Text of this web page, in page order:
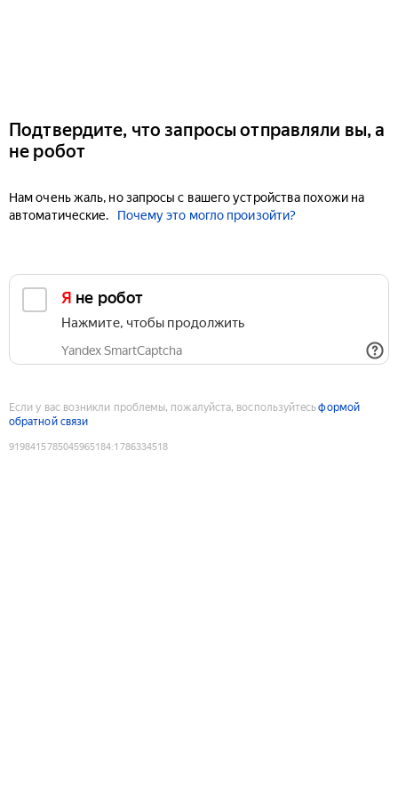
Подтвердите, что запросы отправляли вы, а
не робот
Нам очень жаль, но запросы с вашего устройства похожи на
автоматические.
Почему это могло произойти?
Я не робот
Нажмите, чтобы продолжить
Yandex SmartCaptcha
Если у вас возникли проблемы, пожалуйста, воспользуйтесьформой
обратной связи
9198415785045965184:1786334518